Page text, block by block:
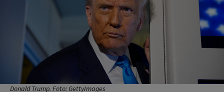
Donald Trump. Foto: GettyImages